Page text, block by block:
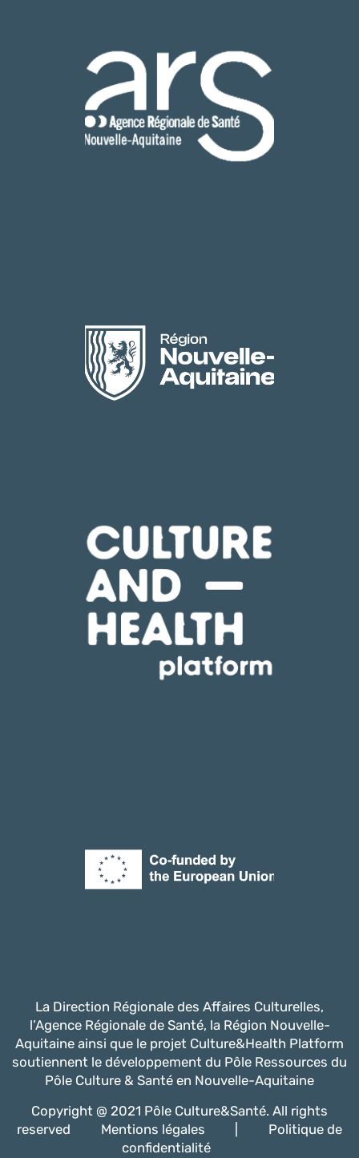
La Direction Régionale des Affaires Culturelles,
l’Agence Régionale de Santé, la Région Nouvelle-
Aquitaine ainsi que le projet Culture&Health Platform
soutiennent le développement du Pôle Ressources du
Pôle Culture & Santé en Nouvelle-Aquitaine
Copyright @ 2021 Pôle Culture&Santé. All rights
reserved
Mentions légales
Politique de
confidentialité